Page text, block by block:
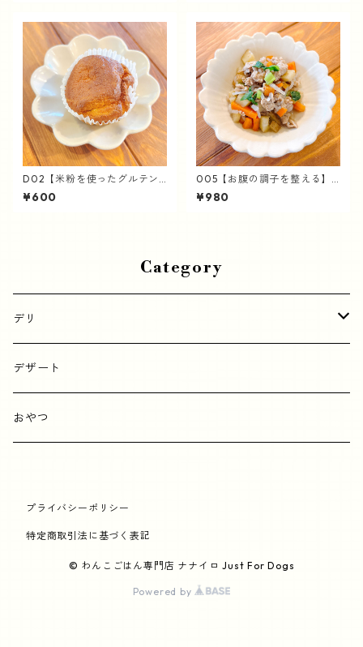
D02【米粉を使ったグルテン
フリー】ふわふわ甘酒シフォ
ン
¥600
005【お腹の調子を整える】
ゴロゴロ野菜の肉じゃが
¥980
Category
デリ
野菜
鶏肉
豚肉
デザート
おやつ
プライバシーポリシー
特定商取引法に基づく表記
© わんこごはん専門店 ナナイロ Just For Dogs
Powered by